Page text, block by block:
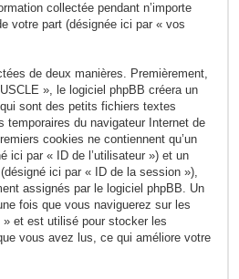
collectée pendant n’importe
votre part (désignée ici par « vos
de deux manières. Premièrement,
», le logiciel phpBB créera un
sont des petits fichiers textes
temporaires du navigateur Internet de
cookies ne contiennent qu’un
ici par « ID de l’utilisateur ») et un
ici par « ID de la session »),
assignés par le logiciel phpBB. Un
fois que vous naviguerez sur les
et est utilisé pour stocker les
vous avez lus, ce qui améliore votre